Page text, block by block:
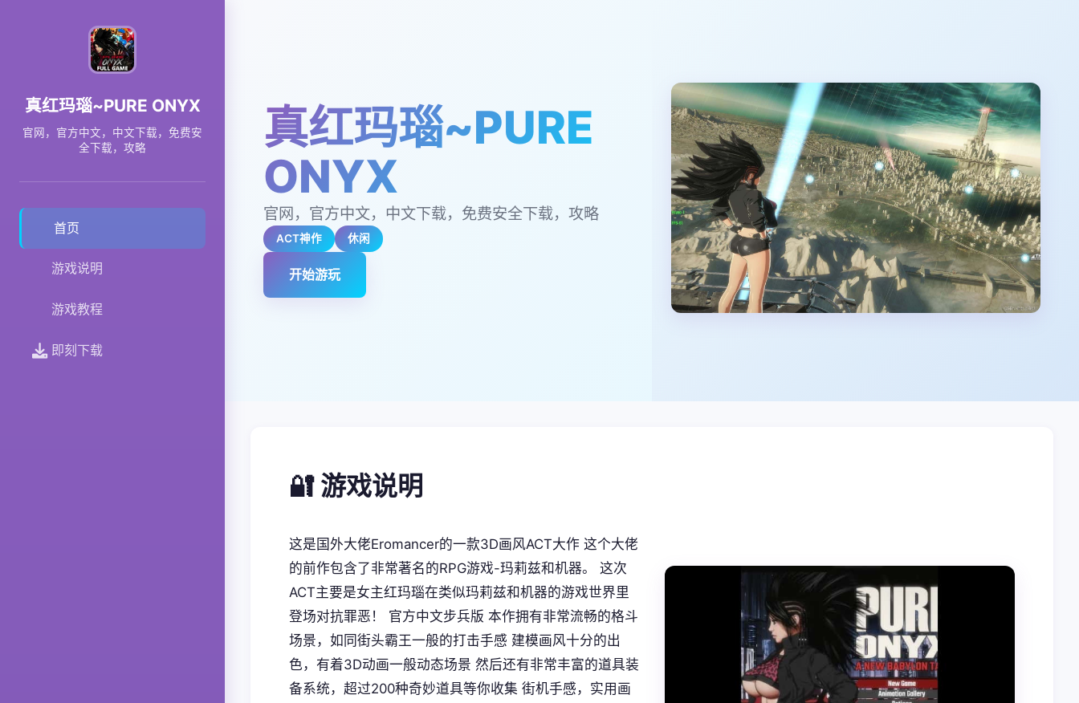
真红玛瑙~PURE ONYX
官网，官方中文，中文下载，免费安
全下载，攻略
首页
游戏说明
游戏教程
即刻下载
真红玛瑙~PURE
ONYX
官网，官方中文，中文下载，免费安全下载，攻略
ACT神作 休闲
开始游玩
🔐 游戏说明
这是国外大佬Eromancer的一款3D画风ACT大作 这个大佬
的前作包含了非常著名的RPG游戏-玛莉兹和机器。 这次
ACT主要是女主红玛瑙在类似玛莉兹和机器的游戏世界里
登场对抗罪恶！ 官方中文步兵版 本作拥有非常流畅的格斗
场景，如同街头霸王一般的打击手感 建模画风十分的出
色，有着3D动画一般动态场景 然后还有非常丰富的道具装
备系统，超过200种奇妙道具等你收集 街机手感，实用画